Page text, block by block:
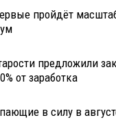
пройдёт
предложили
от заработка
в силу в